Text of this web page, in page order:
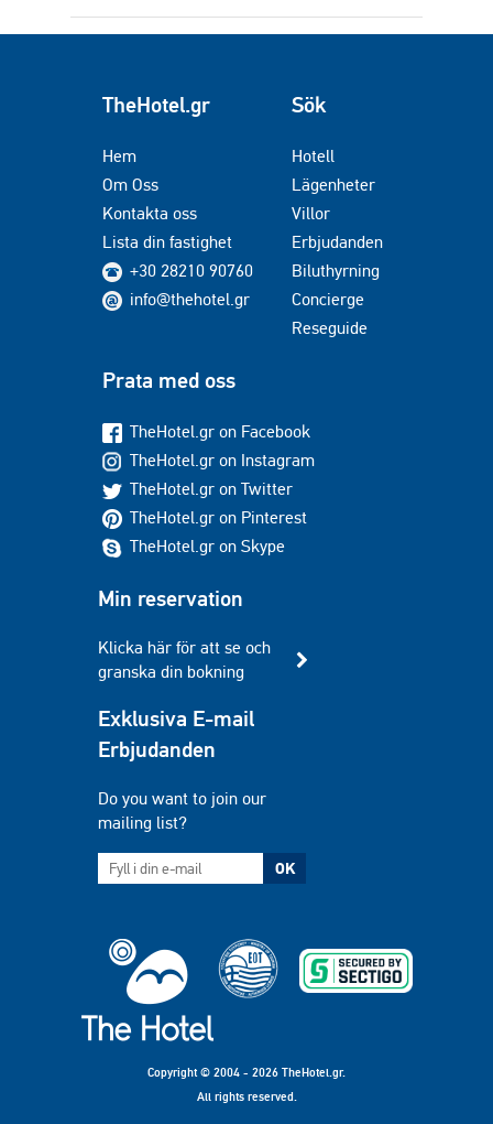
TheHotel.gr
Hem
Om Oss
Kontakta oss
Lista din fastighet
+30 28210 90760
info@thehotel.gr
Sök
Hotell
Lägenheter
Villor
Erbjudanden
Biluthyrning
Concierge
Reseguide
Prata med oss
TheHotel.gr on Facebook
TheHotel.gr on Instagram
TheHotel.gr on Twitter
TheHotel.gr on Pinterest
TheHotel.gr on Skype
Min reservation
Klicka här för att se och
granska din bokning
Exklusiva E-mail
Erbjudanden
Do you want to join our
mailing list?
OK
Copyright © 2004 - 2026 TheHotel.gr.
All rights reserved.